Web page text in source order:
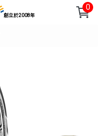
創立於2008年
0